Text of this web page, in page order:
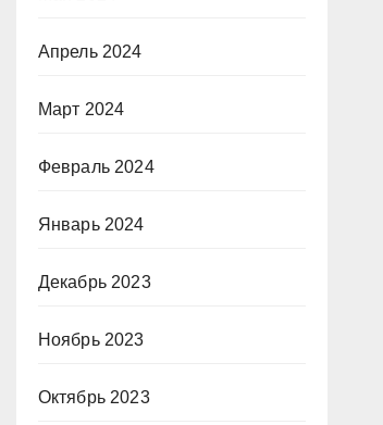
Апрель 2024
Март 2024
Февраль 2024
Январь 2024
Декабрь 2023
Ноябрь 2023
Октябрь 2023